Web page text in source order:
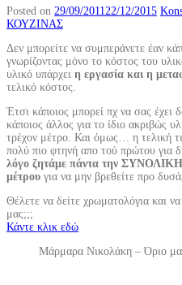
Posted on 29/09/2011 22/12/2015
ΚΟΥΖΙΝΑΣ
Δεν μπορείτε να συμπεράνετε έαν
γνωρίζοντας μόνο το κόστος του
υλικό υπάρχει η εργασία και η
τελικό κόστος.
Έτσι κάποιος μπορεί πχ να σας έχει
κάποιος άλλος για το ίδιο ακριβώς
τρέχον μέτρο. Και όμως… η τελική
πολύ πιο φτηνή απο τού πρώτου για
λόγο ζητάμε πάντα την ΣΥΝΟΛΙΚΗ
μέτρου για να μην βρεθείτε προ
Θέλετε να δείτε χρωματολόγια και
μας;;;
Κάντε κλικ εδώ
Μάρμαρα Νικολάκη – Όριο